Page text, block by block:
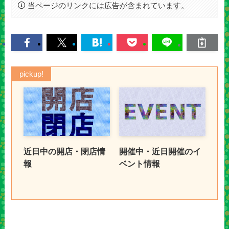
当ページのリンクには広告が含まれています。
pickup!
近日中の開店・閉店情
報
開催中・近日開催のイ
ベント情報